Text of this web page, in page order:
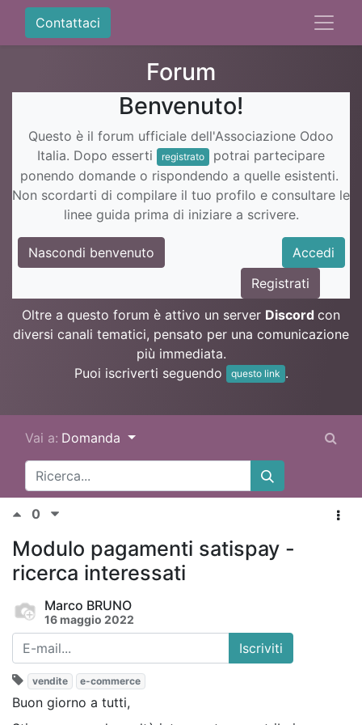
Contattaci
Forum
Benvenuto!
Questo è il forum ufficiale dell'Associazione Odoo
Italia. Dopo esserti
registrato
potrai partecipare
ponendo domande o rispondendo a quelle esistenti.
Non scordarti di compilare il tuo profilo e consultare le
linee guida prima di iniziare a scrivere.
Nascondi benvenuto
Accedi
Registrati
Oltre a questo forum è attivo un server Discord con
diversi canali tematici, pensato per una comunicazione
più immediata.
Puoi iscriverti seguendo
questo link .
Vai a: Domanda
0
Modulo pagamenti satispay -
ricerca interessati
Marco BRUNO
16 maggio 2022
Iscriviti
vendite e-commerce
Buon giorno a tutti,